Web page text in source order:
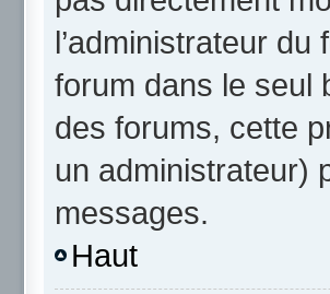
l’administrateur
forum dans le seul
des forums, cette
un administrateur)
messages.
Haut